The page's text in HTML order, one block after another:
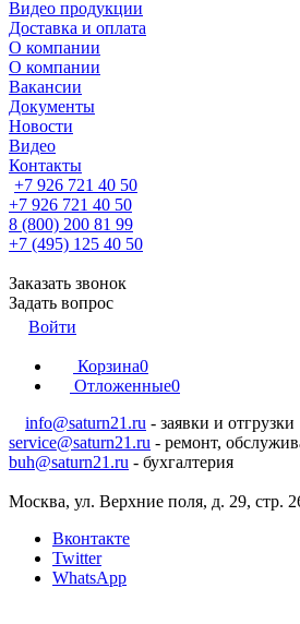
Видео продукции
Доставка и оплата
О компании
О компании
Вакансии
Документы
Новости
Видео
Контакты
+7 926 721 40 50
+7 926 721 40 50
8 (800) 200 81 99
+7 (495) 125 40 50
Заказать звонок
Задать вопрос
Войти
Корзина0
Отложенные0
info@saturn21.ru - заявки и отгрузки
service@saturn21.ru - ремонт,
buh@saturn21.ru - бухгалтерия
Москва, ул. Верхние поля, д. 29, стр.
Вконтакте
Twitter
WhatsApp